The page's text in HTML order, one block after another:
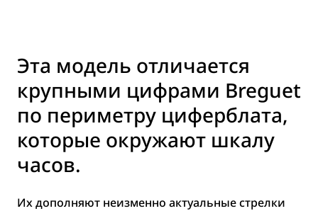
Эта модель отличается
крупными цифрами Breguet
по периметру циферблата,
которые окружают шкалу
часов.
Их дополняют неизменно актуальные стрелки